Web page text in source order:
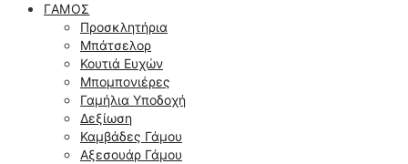
ΓΆΜΟΣ
Προσκλητήρια
Μπάτσελορ
Κουτιά Ευχών
Μπομπονιέρες
Γαμήλια Υποδοχή
Δεξίωση
Καμβάδες Γάμου
Αξεσουάρ Γάμου